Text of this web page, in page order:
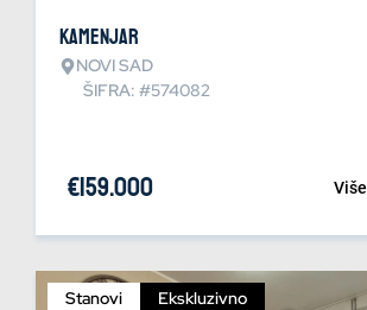
Kamenjar
NOVI SAD
ŠIFRA: #574082
€159.000
Stanovi Ekskluzivno